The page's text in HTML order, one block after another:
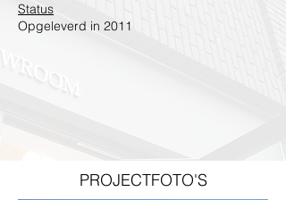
Status
Opgeleverd in 2011
PROJECTFOTO'S